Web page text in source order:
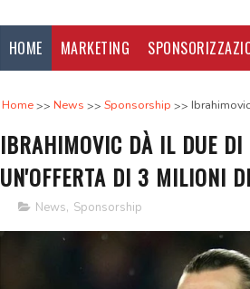
HOME MARKETING
Home News Sponsorship
IBRAHIMOVIC DÀ IL DUE DI
UN'OFFERTA DI 3 MILIONI
News, Sponsorship